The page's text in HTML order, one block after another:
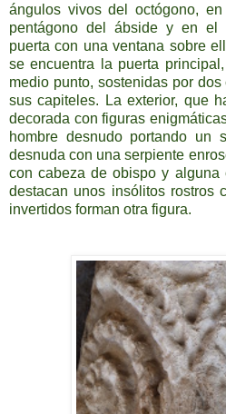
ángulos vivos del octógono,
pentágono del ábside y en el
puerta con una ventana sobre
se encuentra la puerta
medio punto, sostenidas por
sus capiteles. La exterior, que
decorada con figuras
hombre desnudo portando un
desnuda con una serpiente
con cabeza de obispo y alguna
destacan unos insólitos rostros
invertidos forman otra figura.